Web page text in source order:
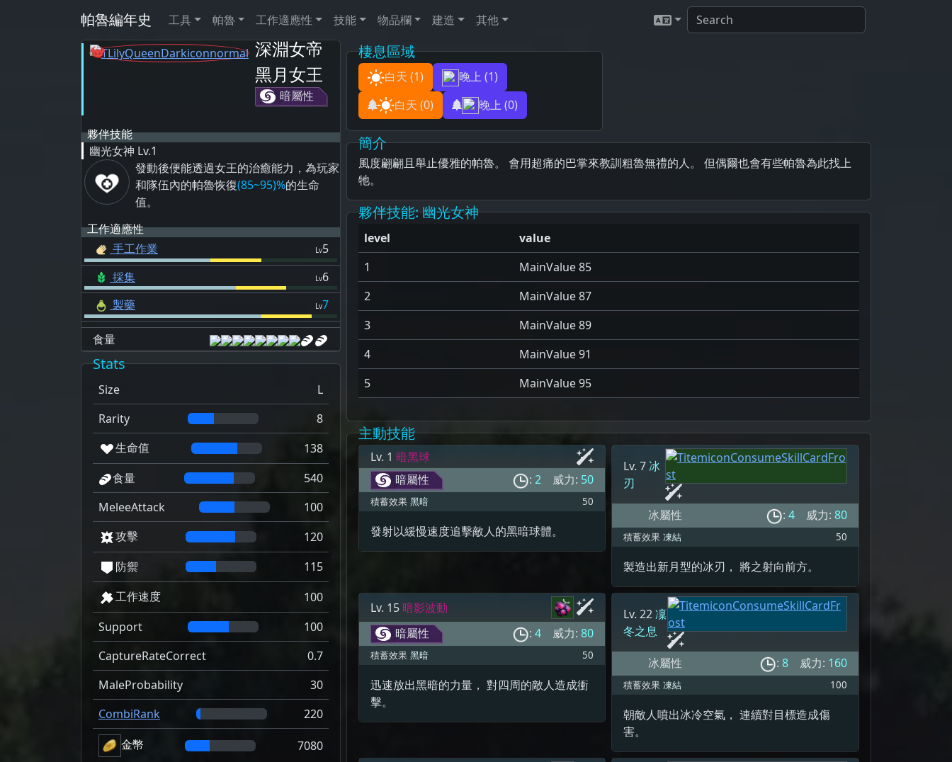
帕魯編年史 工具 帕魯 工作適應性 技能 物品欄 建造 其他
深淵女帝
黑月女王
暗屬性
夥伴技能
幽光女神 Lv.1
發動後便能透過女王的治癒能力，為玩家
和隊伍內的帕魯恢復(85~95)%的生命
值。
工作適應性
手工作業
Lv5
採集
Lv6
製藥
Lv7
食量
Stats
Size
L
Rarity
8
生命值
138
食量
540
MeleeAttack
100
攻擊
120
防禦
115
工作速度
100
Support
100
CaptureRateCorrect
0.7
MaleProbability
30
CombiRank
220
金幣
7080
棲息區域
白天 (1) 晚上 (1)
白天 (0) 晚上 (0)
簡介
風度翩翩且舉止優雅的帕魯。 會用超痛的巴掌來教訓粗魯無禮的人。 但偶爾也會有些帕魯為此找上
牠。
夥伴技能: 幽光女神
level
value
1
MainValue 85
2
MainValue 87
3
MainValue 89
4
MainValue 91
5
MainValue 95
主動技能
Lv. 1 暗黑球
暗屬性
:2 威力: 50
積蓄效果 黑暗 50
發射以緩慢速度追擊敵人的黑暗球體。
Lv. 7冰
刃
冰屬性 : 4 威力: 80
積蓄效果 凍結 50
製造出新月型的冰刃， 將之射向前方。
Lv. 15 暗影波動
暗屬性
:4 威力:80
積蓄效果 黑暗 50
迅速放出黑暗的力量， 對四周的敵人造成衝
擊。
Lv. 22凜
冬之息
冰屬性 : 8 威力: 160
積蓄效果 凍結 100
朝敵人噴出冰冷空氣， 連續對目標造成傷
害。